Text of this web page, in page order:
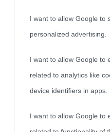
I want to allow Google to
personalized advertising.
I want to allow Google to
related to analytics like
device identifiers in apps.
I want to allow Google to